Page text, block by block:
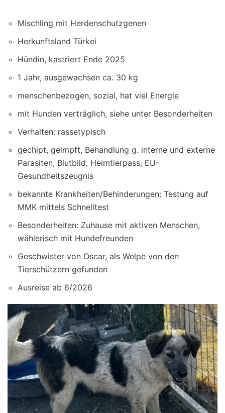
Mischling mit Herdenschutzgenen
Herkunftsland Türkei
Hündin, kastriert Ende 2025
1 Jahr, ausgewachsen ca. 30 kg
menschenbezogen, sozial, hat viel Energie
mit Hunden verträglich, siehe unter Besonderheiten
Verhalten: rassetypisch
gechipt, geimpft, Behandlung g. interne und externe
Parasiten, Blutbild, Heimtierpass, EU-
Gesundheitszeugnis
bekannte Krankheiten/Behinderungen: Testung auf
MMK mittels Schnelltest
Besonderheiten: Zuhause mit aktiven Menschen,
wählerisch mit Hundefreunden
Geschwister von Oscar, als Welpe von den
Tierschützern gefunden
Ausreise ab 6/2026